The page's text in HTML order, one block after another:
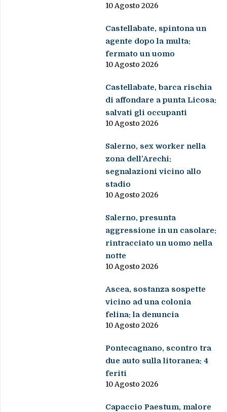
10 Agosto 2026
Castellabate, spintona un
agente dopo la multa:
fermato un uomo
10 Agosto 2026
Castellabate, barca rischia
di affondare a punta Licosa:
salvati gli occupanti
10 Agosto 2026
Salerno, sex worker nella
zona dell’Arechi:
segnalazioni vicino allo
stadio
10 Agosto 2026
Salerno, presunta
aggressione in un casolare:
rintracciato un uomo nella
notte
10 Agosto 2026
Ascea, sostanza sospette
vicino ad una colonia
felina: la denuncia
10 Agosto 2026
Pontecagnano, scontro tra
due auto sulla litoranea: 4
feriti
10 Agosto 2026
Capaccio Paestum, malore